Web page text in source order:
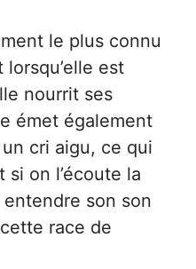
le plus connu
lorsqu’elle est
nourrit ses
émet également
cri aigu, ce qui
on l’écoute la
entendre son son
race de